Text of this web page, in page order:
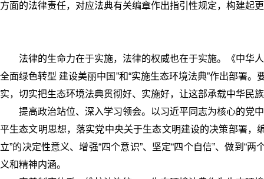
方面的法律责任，对应法典有关编章作出指引性规定，构建起
法律的生命力在于实施，法律的权威也在于实施。《中华
全面绿色转型 建设美丽中国”和“实施生态环境法典”作出部署
实，切实把生态环境法典贯彻好、实施好，让这部承载中华民
提高政治站位、深入学习领会。以习近平同志为核心的党
平生态文明思想，落实党中央关于生态文明建设的决策部署，
立”的决定性意义、增强“四个意识”、坚定“四个自信”、做到“
义和精神内涵。